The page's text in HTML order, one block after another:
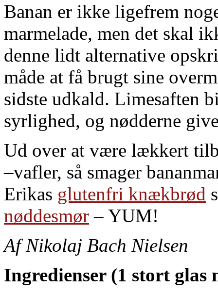
Banan er ikke ligefrem
marmelade, men det skal
denne lidt alternative
måde at få brugt sine
sidste udkald. Limesaften
syrlighed, og nødderne
Ud over at være lækkert
–vafler, så smager
Erikas glutenfri knækbrød
nøddesmør – YUM!
Af Nikolaj Bach Nielsen
Ingredienser (1 stort